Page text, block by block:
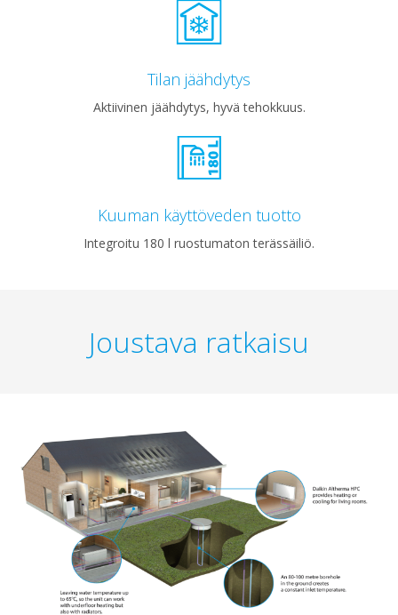
Tilan jäähdytys
Aktiivinen jäähdytys, hyvä tehokkuus.
Kuuman käyttöveden tuotto
Integroitu 180 l ruostumaton terässäiliö.
Joustava ratkaisu